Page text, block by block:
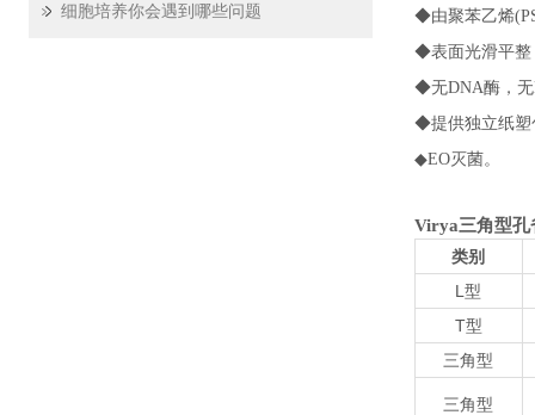
细胞培养你会遇到哪些问题
◆由聚苯乙烯
◆表面光滑平整
◆无DNA酶，无
◆提供独立纸塑
◆EO灭菌。
Virya三角型孔
类别
L型
T型
三角型
三角型